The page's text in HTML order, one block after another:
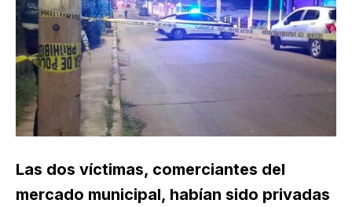
Las dos víctimas, comerciantes del
mercado municipal, habían sido privadas